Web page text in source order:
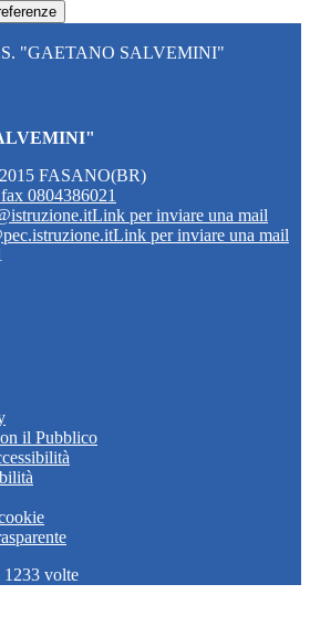
"GAETANO SALVEMINI"
FASANO(BR)
0804386021
Link per inviare una mail
Link per inviare una mail
il Pubblico
1233 volte